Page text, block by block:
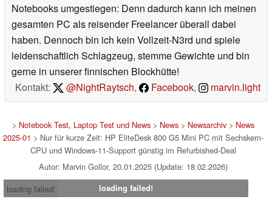
Notebooks umgestiegen: Denn dadurch kann ich meinen
gesamten PC als reisender Freelancer überall dabei
haben. Dennoch bin ich kein Vollzeit-N3rd und spiele
leidenschaftlich Schlagzeug, stemme Gewichte und bin
gerne in unserer finnischen Blockhütte!
Kontakt:
@NightRaytsch, Facebook, marvin.light
> Notebook Test, Laptop Test und News> News> Newsarchiv> News
2025-01 > Nur für kurze Zeit: HP EliteDesk 800 G5 Mini PC mit Sechskern-
CPU und Windows-11-Support günstig im Refurbished-Deal
Autor: Marvin Gollor, 20.01.2025 (Update: 18.02.2026)
loading failed!
loading failed!